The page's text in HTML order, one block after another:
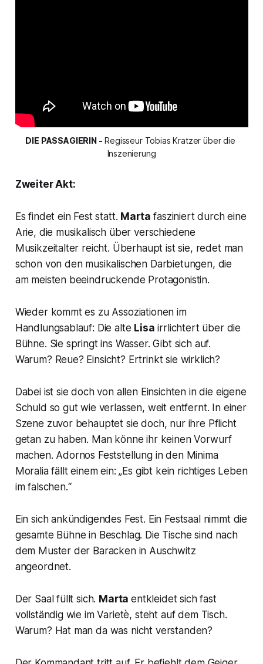
DIE PASSAGIERIN - Regisseur Tobias Kratzer über die
Inszenierung
Zweiter Akt:
Es findet ein Fest statt. Marta fasziniert durch eine
Arie, die musikalisch über verschiedene
Musikzeitalter reicht. Überhaupt ist sie, redet man
schon von den musikalischen Darbietungen, die
am meisten beeindruckende Protagonistin.
Wieder kommt es zu Assoziationen im
Handlungsablauf: Die alte Lisa irrlichtert über die
Bühne. Sie springt ins Wasser. Gibt sich auf.
Warum? Reue? Einsicht? Ertrinkt sie wirklich?
Dabei ist sie doch von allen Einsichten in die eigene
Schuld so gut wie verlassen, weit entfernt. In einer
Szene zuvor behauptet sie doch, nur ihre Pflicht
getan zu haben. Man könne ihr keinen Vorwurf
machen. Adornos Feststellung in den Minima
Moraliafällt einem ein: „Es gibt kein richtiges Leben
im falschen.“
Ein sich ankündigendes Fest. Ein Festsaal nimmt die
gesamte Bühne in Beschlag. Die Tische sind nach
dem Muster der Baracken in Auschwitz
angeordnet.
Der Saal füllt sich. Martaentkleidet sich fast
vollständig wie im Varietè, steht auf dem Tisch.
Warum? Hat man da was nicht verstanden?